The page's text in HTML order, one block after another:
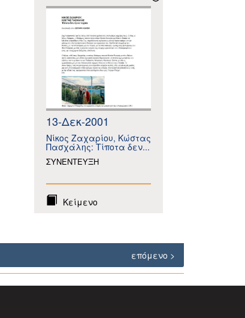
13-Δεκ-2001
Νίκος Ζαχαρίου, Κώστας
Πασχάλης: Τίποτα δεν...
ΣΥΝΕΝΤΕΥΞΗ
Κείμενο
επόμενο >